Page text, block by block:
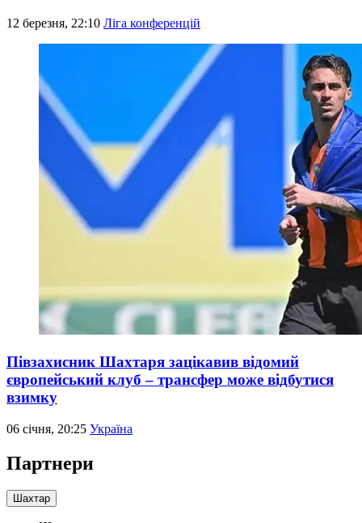
12 березня, 22:10 Ліга конференцій
Півзахисник Шахтаря зацікавив відомий
європейський клуб – трансфер може відбутися
взимку
06 січня, 20:25 Україна
Партнери
Шахтар